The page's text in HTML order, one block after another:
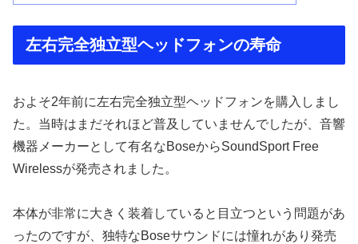
左右完全独立型ヘッドフォンの寿命
およそ2年前に左右完全独立型ヘッドフォンを購入しまし
た。当時はまだそれほど普及していませんでしたが、音響
機器メーカーとして有名なBoseからSoundSport Free
Wirelessが発売されました。
本体が非常に大きく装着していると目立つという問題があ
ったのですが、独特なBoseサウンドには憧れがあり発売